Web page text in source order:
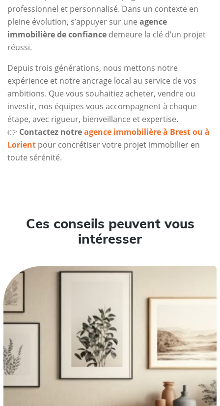
professionnel et personnalisé. Dans un contexte en
pleine évolution, s’appuyer sur une agence
immobilière de confiance demeure la clé d’un projet
réussi.
Depuis trois générations, nous mettons notre
expérience et notre ancrage local au service de vos
ambitions. Que vous souhaitiez acheter, vendre ou
investir, nos équipes vous accompagnent à chaque
étape, avec rigueur, bienveillance et expertise.
👉 Contactez notreagence immobilière à Brest ou à
Lorient pour concrétiser votre projet immobilier en
toute sérénité.
Ces conseils peuvent vous
intéresser